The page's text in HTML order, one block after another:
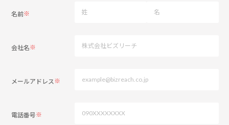
名前※
会社名※
メールアドレス※
電話番号※